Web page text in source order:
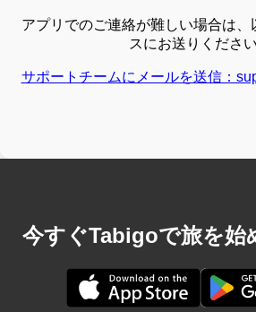
アプリでのご連絡が難しい場合は、
スにお送りください
サポートチームにメールを送信：
今すぐTabigoで旅を始